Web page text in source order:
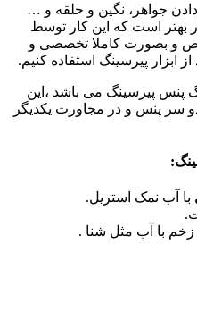
جواهر، نگین و حلقه و …
بهتر است که این کار توسط
و بصورت کاملا تخصصی و
ابزار پیرسینگ استفاده کنیم.
پنس پیرسینگ می باشد ،این
دو سر پنس و در مجاورت یکدیگر
با آب نمک استریل.
با آب مثل شنا .